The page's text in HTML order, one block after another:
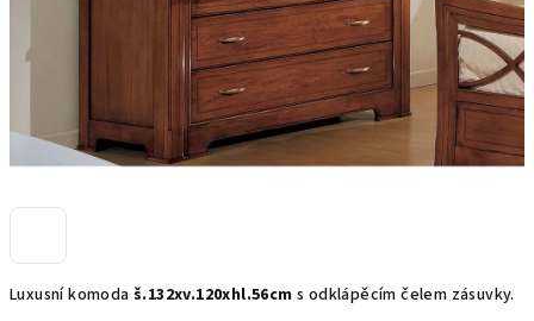
Luxusní komoda š.132xv.120xhl.56cm s odklápěcím čelem zásuvky.